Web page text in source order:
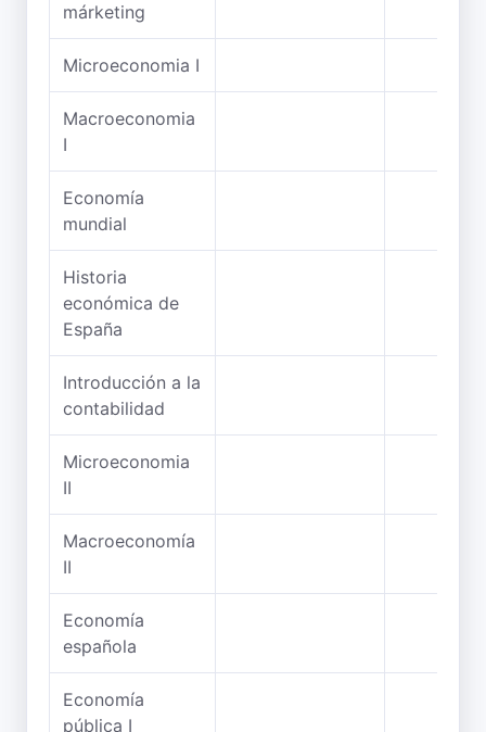
márketing
Microeconomia I
Macroeconomia
I
Economía
mundial
Historia
económica de
España
Introducción a la
contabilidad
Microeconomia
II
Macroeconomía
II
Economía
española
Economía
pública I